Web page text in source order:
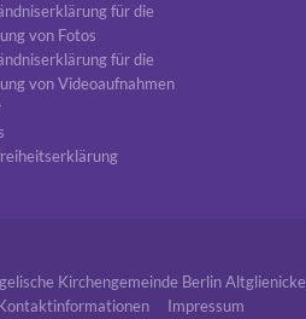
für die
von Fotos
für die
von Videoaufnahmen
Kirchengemeinde Berlin Altglienicke
Impressum